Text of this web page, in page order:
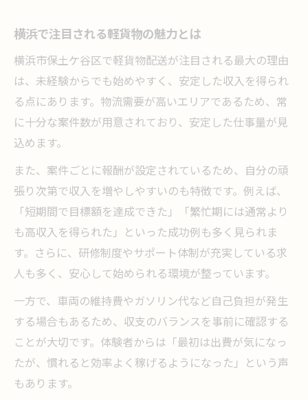
横浜で注目される軽貨物の魅力とは
横浜市保土ケ谷区で軽貨物配送が注目される最大の理由
は、未経験からでも始めやすく、安定した収入を得られ
る点にあります。物流需要が高いエリアであるため、常
に十分な案件数が用意されており、安定した仕事量が見
込めます。
また、案件ごとに報酬が設定されているため、自分の頑
張り次第で収入を増やしやすいのも特徴です。例えば、
「短期間で目標額を達成できた」「繁忙期には通常より
も高収入を得られた」といった成功例も多く見られま
す。さらに、研修制度やサポート体制が充実している求
人も多く、安心して始められる環境が整っています。
一方で、車両の維持費やガソリン代など自己負担が発生
する場合もあるため、収支のバランスを事前に確認する
ことが大切です。体験者からは「最初は出費が気になっ
たが、慣れると効率よく稼げるようになった」という声
もあります。